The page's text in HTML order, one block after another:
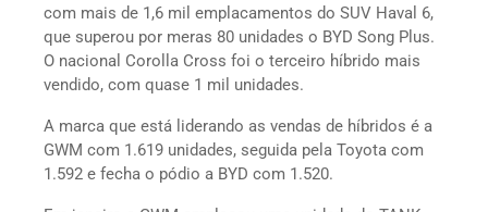
com mais de 1,6 mil emplacamentos do SUV Haval 6,
que superou por meras 80 unidades o BYD Song Plus.
O nacional Corolla Cross foi o terceiro híbrido mais
vendido, com quase 1 mil unidades.
A marca que está liderando as vendas de híbridos é a
GWM com 1.619 unidades, seguida pela Toyota com
1.592 e fecha o pódio a BYD com 1.520.